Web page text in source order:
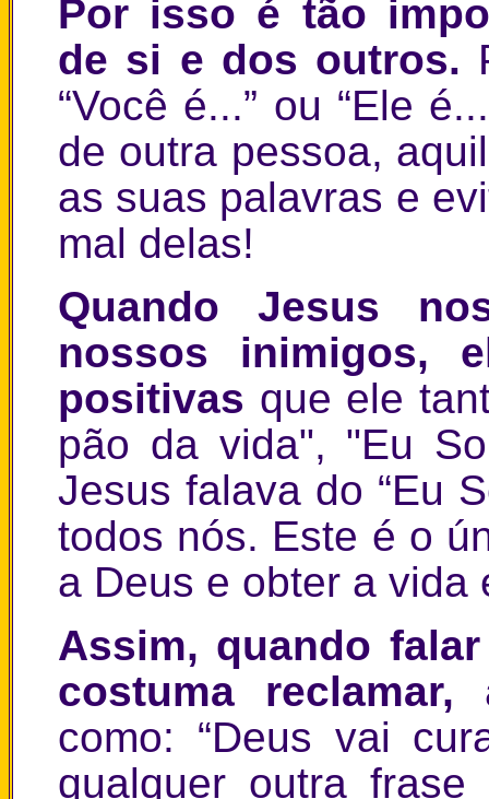
Por isso é tão
de si e dos outros.
“Você é...” ou “Ele
de outra pessoa,
as suas palavras e
mal delas!
Quando Jesus
nossos inimigos,
positivas que ele
pão da vida", "Eu
Jesus falava do “Eu
todos nós. Este é o
a Deus e obter a vida
Assim, quando
costuma reclamar,
como: “Deus vai
qualquer outra